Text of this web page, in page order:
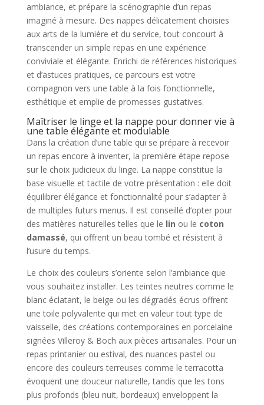
ambiance, et prépare la scénographie d’un repas
imaginé à mesure. Des nappes délicatement choisies
aux arts de la lumière et du service, tout concourt à
transcender un simple repas en une expérience
conviviale et élégante. Enrichi de références historiques
et d’astuces pratiques, ce parcours est votre
compagnon vers une table à la fois fonctionnelle,
esthétique et emplie de promesses gustatives.
Maîtriser le linge et la nappe pour donner vie à
une table élégante et modulable
Dans la création d’une table qui se prépare à recevoir
un repas encore à inventer, la première étape repose
sur le choix judicieux du linge. La nappe constitue la
base visuelle et tactile de votre présentation : elle doit
équilibrer élégance et fonctionnalité pour s’adapter à
de multiples futurs menus. Il est conseillé d’opter pour
des matières naturelles telles que le lin ou le coton
damassé, qui offrent un beau tombé et résistent à
l’usure du temps.
Le choix des couleurs s’oriente selon l’ambiance que
vous souhaitez installer. Les teintes neutres comme le
blanc éclatant, le beige ou les dégradés écrus offrent
une toile polyvalente qui met en valeur tout type de
vaisselle, des créations contemporaines en porcelaine
signées Villeroy & Boch aux pièces artisanales. Pour un
repas printanier ou estival, des nuances pastel ou
encore des couleurs terreuses comme le terracotta
évoquent une douceur naturelle, tandis que les tons
plus profonds (bleu nuit, bordeaux) enveloppent la